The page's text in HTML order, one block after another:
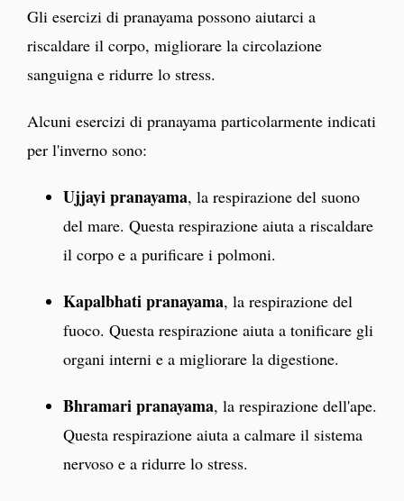
Gli esercizi di pranayama possono aiutarci a
riscaldare il corpo, migliorare la circolazione
sanguigna e ridurre lo stress.
Alcuni esercizi di pranayama particolarmente indicati
per l'inverno sono:
Ujjayi pranayama, la respirazione del suono
del mare. Questa respirazione aiuta a riscaldare
il corpo e a purificare i polmoni.
Kapalbhati pranayama, la respirazione del
fuoco. Questa respirazione aiuta a tonificare gli
organi interni e a migliorare la digestione.
Bhramari pranayama, la respirazione dell'ape.
Questa respirazione aiuta a calmare il sistema
nervoso e a ridurre lo stress.